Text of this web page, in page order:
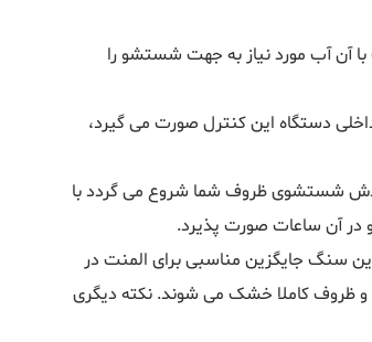
آن آب مورد نیاز به جهت شستشو را
دستگاه این کنترل صورت می گیرد،
را به تعویق اندازید با استفاده از دکمه مورد نظر زمان شستشو را انتخاب می نمایید تا از 1 تا 24 ساعت بعدش شستشوی ظروف شما شروع می گردد با
در آن ساعات صورت پذیرد.
این سنگ جایگزین مناسبی برای المنت در
ظروف کاملا خشک می شوند. نکته دیگری